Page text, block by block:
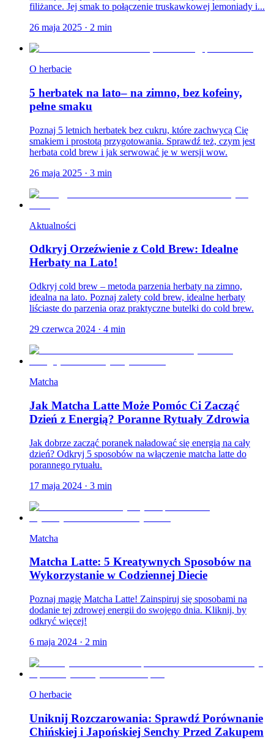
filiżance. Jej smak to połączenie truskawkowej lemoniady i...
26 maja 2025 · 2 min
O herbacie
5 herbatek na lato– na zimno, bez kofeiny,
pełne smaku
Poznaj 5 letnich herbatek bez cukru, które zachwycą Cię
smakiem i prostotą przygotowania. Sprawdź też, czym jest
herbata cold brew i jak serwować je w wersji wow.
26 maja 2025 · 3 min
Aktualności
Odkryj Orzeźwienie z Cold Brew: Idealne
Herbaty na Lato!
Odkryj cold brew – metoda parzenia herbaty na zimno,
idealna na lato. Poznaj zalety cold brew, idealne herbaty
liściaste do parzenia oraz praktyczne butelki do cold brew.
29 czerwca 2024 · 4 min
Matcha
Jak Matcha Latte Może Pomóc Ci Zacząć
Dzień z Energią? Poranne Rytuały Zdrowia
Jak dobrze zacząć poranek naładować się energią na cały
dzień? Odkryj 5 sposobów na włączenie matcha latte do
porannego rytuału.
17 maja 2024 · 3 min
Matcha
Matcha Latte: 5 Kreatywnych Sposobów na
Wykorzystanie w Codziennej Diecie
Poznaj magię Matcha Latte! Zainspiruj się sposobami na
dodanie tej zdrowej energii do swojego dnia. Kliknij, by
odkryć więcej!
6 maja 2024 · 2 min
O herbacie
Uniknij Rozczarowania: Sprawdź Porównanie
Chińskiej i Japońskiej Senchy Przed Zakupem